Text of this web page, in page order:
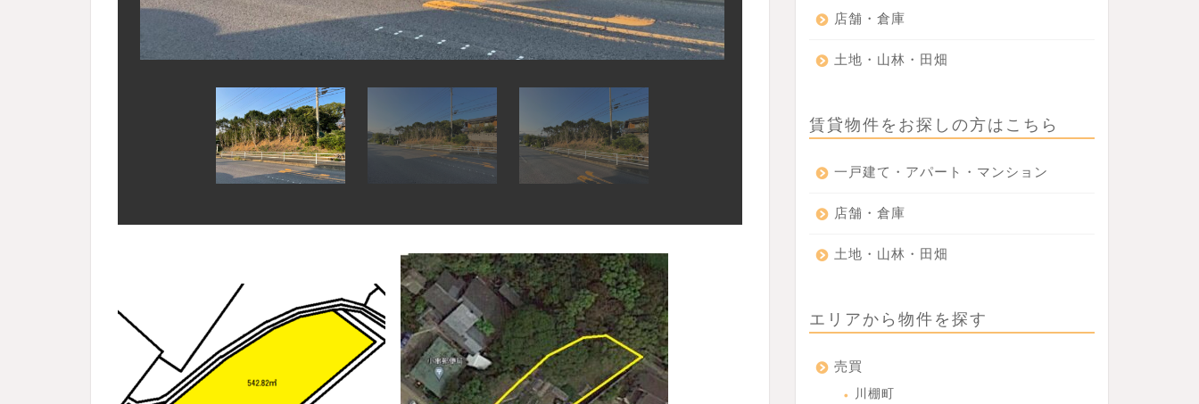
店舗・倉庫
土地・山林・田畑
賃貸物件をお探しの方はこちら
一戸建て・アパート・マンション
店舗・倉庫
土地・山林・田畑
エリアから物件を探す
売買
川棚町